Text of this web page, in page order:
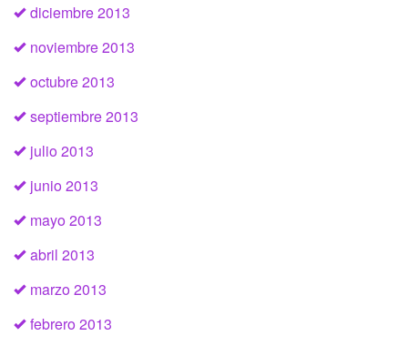
diciembre 2013
noviembre 2013
octubre 2013
septiembre 2013
julio 2013
junio 2013
mayo 2013
abril 2013
marzo 2013
febrero 2013